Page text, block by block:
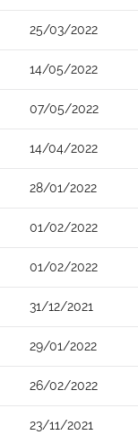
25/03/2022
14/05/2022
07/05/2022
14/04/2022
28/01/2022
01/02/2022
01/02/2022
31/12/2021
29/01/2022
26/02/2022
23/11/2021